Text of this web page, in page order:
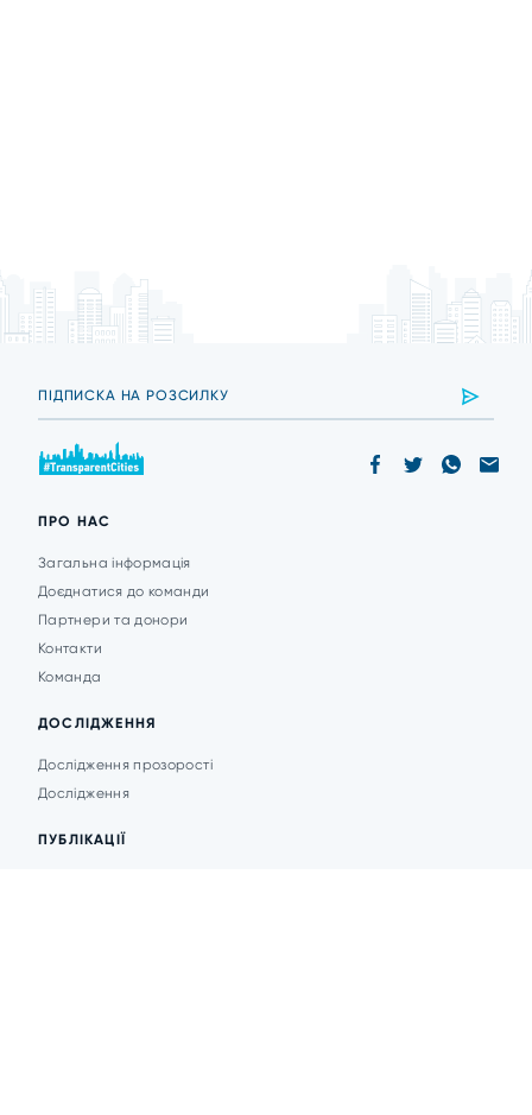
ПРО НАС
Загальна інформація
Доєднатися до команди
Партнери та донори
Контакти
Команда
ДОСЛІДЖЕННЯ
Дослідження прозорості
Дослідження
ПУБЛІКАЦІЇ